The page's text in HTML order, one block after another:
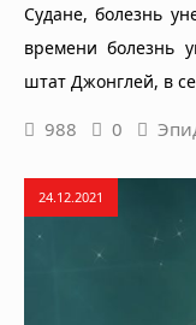
Судане, болезнь
времени болезнь
штат Джонглей, в
988 0
24.12.2021